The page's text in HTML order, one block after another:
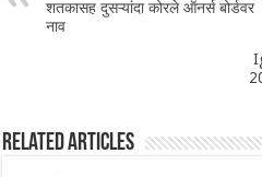
शतकासह दुसऱ्यांदा कोरले ऑनर्स बोर्डवर
नाव
Related Articles